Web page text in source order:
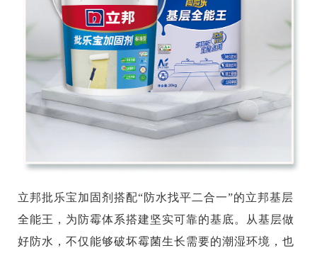
立邦批乐宝加固剂搭配“防水找平二合一”的立邦基层
全能王，为防霉体系搭建坚实可靠的基底。从基层做
好防水，不仅能够破坏霉菌生长需要的潮湿环境，也